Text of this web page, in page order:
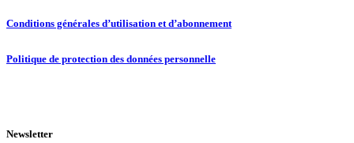
Conditions générales d’utilisation et d’abonnement
Politique de protection des données personnelle
Newsletter